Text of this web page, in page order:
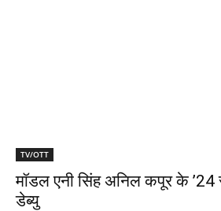
TV/OTT
मॉडल एनी सिंह अनिल कपूर के ’24
डेब्‍यु